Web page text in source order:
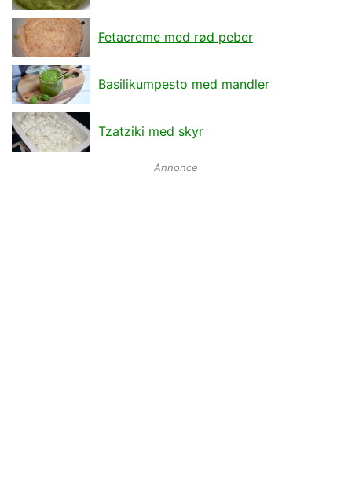
Fetacreme med rød peber
Basilikumpesto med mandler
Tzatziki med skyr
Annonce